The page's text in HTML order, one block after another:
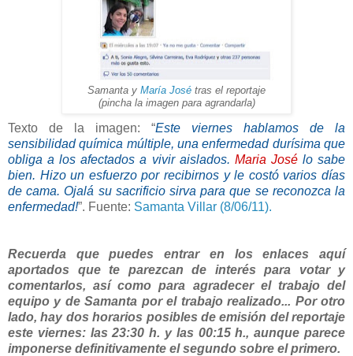
Samanta y María José tras el reportaje
(pincha la imagen para agrandarla)
Texto de la imagen: “Este viernes hablamos de la
sensibilidad química múltiple, una enfermedad durísima que
obliga a los afectados a vivir aislados. Maria José lo sabe
bien. Hizo un esfuerzo por recibirnos y le costó varios días
de cama. Ojalá su sacrificio sirva para que se reconozca la
enfermedad!”. Fuente: Samanta Villar (8/06/11).
Recuerda que puedes entrar en los enlaces aquí
aportados que te parezcan de interés para votar y
comentarlos, así como para agradecer el trabajo del
equipo y de Samanta por el trabajo realizado... Por otro
lado, hay dos horarios posibles de emisión del reportaje
este viernes: las 23:30 h. y las 00:15 h., aunque parece
imponerse definitivamente el segundo sobre el primero.